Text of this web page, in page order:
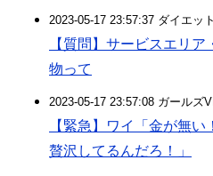
2023-05-17 23:57:37 ダイエッ
【質問】サービスエリ
物って
2023-05-17 23:57:08 ガールズ
【緊急】ワイ「金が無
贅沢してるんだろ！」